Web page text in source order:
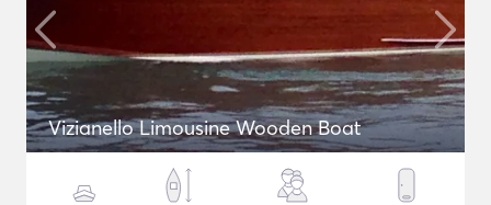
Vizianello Limousine Wooden Boat